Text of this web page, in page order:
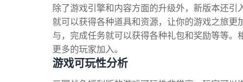
除了游戏引擎和内容方面的升级外，新版本还
就可以获得各种道具和资源，让你的游戏之旅
与，完成任务就可以获得各种礼包和奖励等等
更多的玩家加入。
游戏可玩性分析